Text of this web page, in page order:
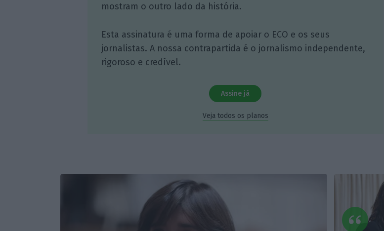
mostram o outro lado da história.
Esta assinatura é uma forma de apoiar o ECO e os seus
jornalistas. A nossa contrapartida é o jornalismo independente,
rigoroso e credível.
Assine já
Veja todos os planos